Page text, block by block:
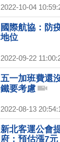
2022-10-04
國際航協：防
地位
2022-09-22
五一加班費還
鐵要考慮
2022-08-13
新北客運公會
府：預估漲7元